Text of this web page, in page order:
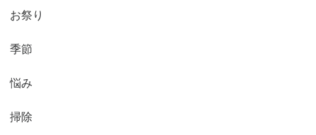
お祭り
季節
悩み
掃除